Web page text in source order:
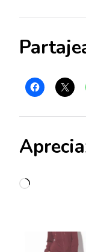
Încarc...